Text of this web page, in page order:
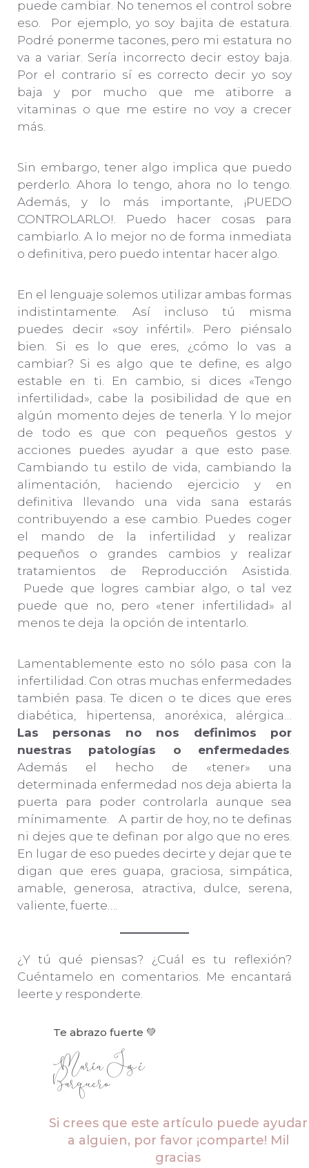
puede cambiar. No tenemos el control sobre
eso. Por ejemplo, yo soy bajita de estatura.
Podré ponerme tacones, pero mi estatura no
va a variar. Sería incorrecto decir estoy baja.
Por el contrario sí es correcto decir yo soy
baja y por mucho que me atiborre a
vitaminas o que me estire no voy a crecer
más.
Sin embargo, tener algo implica que puedo
perderlo. Ahora lo tengo, ahora no lo tengo.
Además, y lo más importante, ¡PUEDO
CONTROLARLO!. Puedo hacer cosas para
cambiarlo. A lo mejor no de forma inmediata
o definitiva, pero puedo intentar hacer algo.
En el lenguaje solemos utilizar ambas formas
indistintamente. Así incluso tú misma
puedes decir «soy infértil». Pero piénsalo
bien. Si es lo que eres, ¿cómo lo vas a
cambiar? Si es algo que te define, es algo
estable en ti. En cambio, si dices «Tengo
infertilidad», cabe la posibilidad de que en
algún momento dejes de tenerla. Y lo mejor
de todo es que con pequeños gestos y
acciones puedes ayudar a que esto pase.
Cambiando tu estilo de vida, cambiando la
alimentación, haciendo ejercicio y en
definitiva llevando una vida sana estarás
contribuyendo a ese cambio. Puedes coger
el mando de la infertilidad y realizar
pequeños o grandes cambios y realizar
tratamientos de Reproducción Asistida.
Puede que logres cambiar algo, o tal vez
puede que no, pero «tener infertilidad» al
menos te deja la opción de intentarlo.
Lamentablemente esto no sólo pasa con la
infertilidad. Con otras muchas enfermedades
también pasa. Te dicen o te dices que eres
diabética, hipertensa, anoréxica, alérgica…
Las personas no nos definimos por
nuestras patologías o enfermedades.
Además el hecho de «tener» una
determinada enfermedad nos deja abierta la
puerta para poder controlarla aunque sea
mínimamente. A partir de hoy, no te definas
ni dejes que te definan por algo que no eres.
En lugar de eso puedes decirte y dejar que te
digan que eres guapa, graciosa, simpática,
amable, generosa, atractiva, dulce, serena,
valiente, fuerte….
¿Y tú qué piensas? ¿Cuál es tu reflexión?
Cuéntamelo en comentarios. Me encantará
leerte y responderte.
Te abrazo fuerte 💚
María José
Barquero
Si crees que este artículo puede ayudar
a alguien, por favor ¡comparte! Mil
gracias